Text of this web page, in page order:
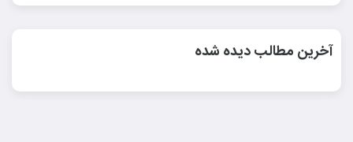
آخرین مطالب دیده شده